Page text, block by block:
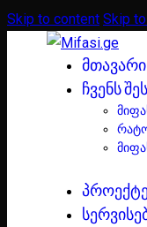
Skip to content Skip
ᲛᲗᲐᲕᲐᲠᲘ
ᲩᲕᲔᲜᲡ